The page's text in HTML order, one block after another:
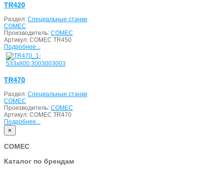
TR420
Раздел: Специальные станки
COMEC
Производитель: COMEC
Артикул: COMEC TR450
Подробнее...
TR470
Раздел: Специальные станки
COMEC
Производитель: COMEC
Артикул: COMEC TR470
Подробнее...
×
COMEC
Каталог по брендам